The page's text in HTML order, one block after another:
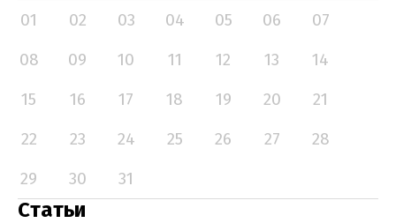
01 02 03 04 05 06
07
08
09 10 11 12 13
14
15
16 17 18 19 20
21
22
23 24 25 26 27
28
29
30 31
Статьи